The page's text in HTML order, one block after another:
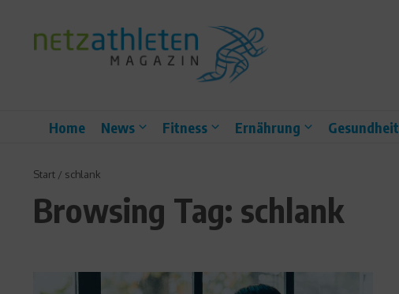
Home News Fitness Ernährung Gesundheit
Start / schlank
Browsing Tag: schlank